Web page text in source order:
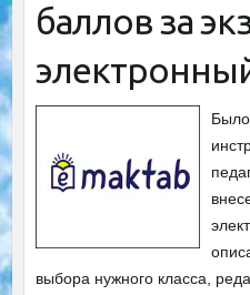
баллов за
выбора нужного класса,